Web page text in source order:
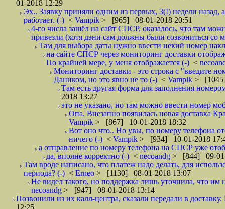
01-2018 12:29
Эх.. Заявку приняли одним из первых, 3(!) недели назад,
работает. (-) < Vampik > [965] 08-01-2018 20:51
4-го числа зашёл на сайт СПСР, оказалось, что там
привезли (хотя дэни сам должны были созвониться со
Там для выбора даты нужно ввести некий номер
на сайте СПСР через мониторинг доставки
По крайней мере, у меня отображается (-) <
Мониторинг доставки - это строка с "введите
Даником, но это явно не то (-) < Vampik >
Там есть другая форма для заполнения
2018 13:27
это не указано, но там можно ввести номер
Опа. Внезапно появилась новая доставка
Vampik > [867] 10-01-2018 18:32
Вот оно что.. Но увы, по номеру телефона
ничего (-) < Vampik > [934] 10-01-2018
а отправление по номеру телефона на СПСР уже
да, вполне корректно (-) < necoandg > [844] 09-01-
Там вроде написано, что платеж надо делать, для
периода? (-) < Erneo > [1130] 08-01-2018 13:07
Не видел такого, но поддержка лишь уточнила, что
necoandg > [947] 08-01-2018 13:14
Позвонили из их калл-центра, сказали передали в
12:25